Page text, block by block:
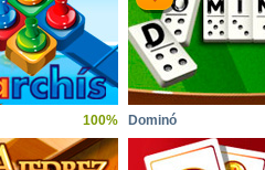
100% Dominó